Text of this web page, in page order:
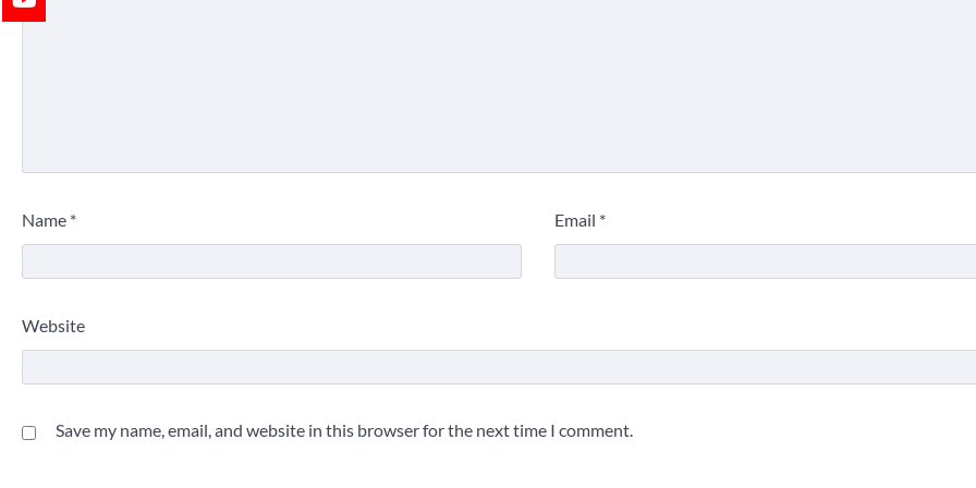
Name * Email *
Website
Save my name, email, and website in this browser for the next time I comment.